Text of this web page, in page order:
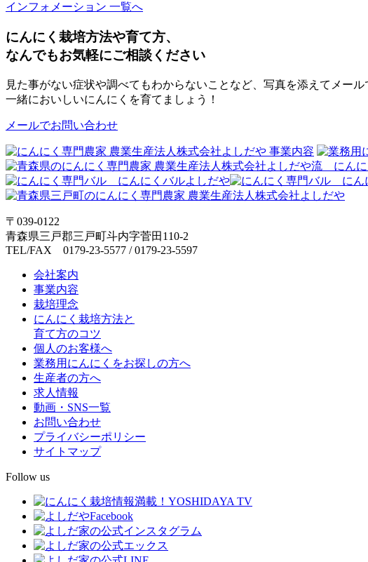
インフォメーション 一覧へ
にんにく栽培方法や育て方、
なんでもお気軽にご相談ください
見た事がない症状や調べてもわからないことなど、写真を添えてメール
一緒においしいにんにくを育てましょう！
メールでお問い合わせ
〒039-0122
青森県三戸郡三戸町斗内字菅田110-2
TEL/FAX 0179-23-5577 / 0179-23-5597
会社案内
事業内容
栽培理念
にんにく栽培方法と
育て方のコツ
個人のお客様へ
業務用にんにくをお探しの方へ
生産者の方へ
求人情報
動画・SNS一覧
お問い合わせ
プライバシーポリシー
サイトマップ
Follow us